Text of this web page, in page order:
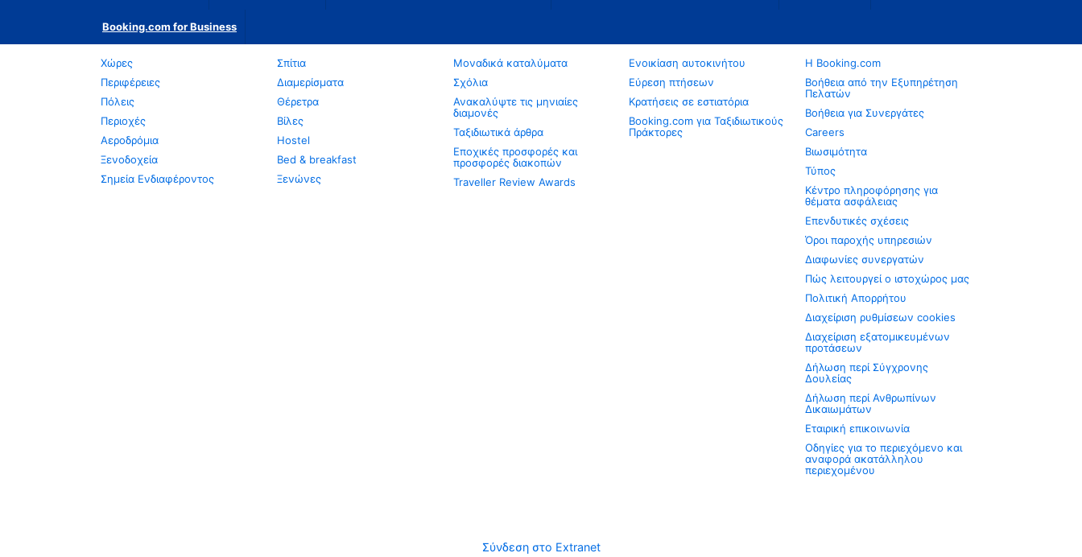
Booking.com for Business
Χώρες
Περιφέρειες
Πόλεις
Περιοχές
Αεροδρόμια
Ξενοδοχεία
Σημεία Ενδιαφέροντος
Σπίτια
Διαμερίσματα
Θέρετρα
Βίλες
Hostel
Bed & breakfast
Ξενώνες
Μοναδικά καταλύματα
Σχόλια
Ανακαλύψτε τις μηνιαίες
διαμονές
Ταξιδιωτικά άρθρα
Εποχικές προσφορές και
προσφορές διακοπών
Traveller Review Awards
Ενοικίαση αυτοκινήτου
Εύρεση πτήσεων
Κρατήσεις σε εστιατόρια
Booking.com για Ταξιδιωτικούς
Πράκτορες
Η Booking.com
Βοήθεια από την Εξυπηρέτηση
Πελατών
Βοήθεια για Συνεργάτες
Careers
Βιωσιμότητα
Τύπος
Κέντρο πληροφόρησης για
θέματα ασφάλειας
Επενδυτικές σχέσεις
Όροι παροχής υπηρεσιών
Διαφωνίες συνεργατών
Πώς λειτουργεί ο ιστοχώρος μας
Πολιτική Απορρήτου
Διαχείριση ρυθμίσεων cookies
Διαχείριση εξατομικευμένων
προτάσεων
Δήλωση περί Σύγχρονης
Δουλείας
Δήλωση περί Ανθρωπίνων
Δικαιωμάτων
Εταιρική επικοινωνία
Οδηγίες για το περιεχόμενο και
αναφορά ακατάλληλου
περιεχομένου
Σύνδεση στο Extranet